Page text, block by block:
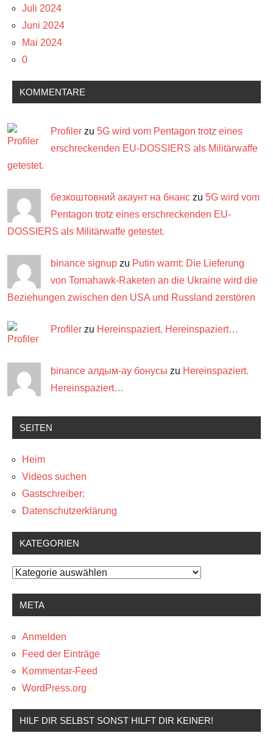
Juli 2024
Juni 2024
Mai 2024
0
KOMMENTARE
Profiler zu 5G wird vom Pentagon trotz eines
erschreckenden EU-DOSSIERS als Militärwaffe
getestet.
безкоштовний акаунт на бнанс zu 5G wird vom
Pentagon trotz eines erschreckenden EU-
DOSSIERS als Militärwaffe getestet.
binance signup zu Putin warnt: Die Lieferung
von Tomahawk-Raketen an die Ukraine wird die
Beziehungen zwischen den USA und Russland zerstören
Profiler zu Hereinspaziert. Hereinspaziert…
binance алдым-ау бонусы zu Hereinspaziert.
Hereinspaziert…
SEITEN
Heim
Videos suchen
Gastschreiber:
Datenschutzerklärung
KATEGORIEN
Kategorien
META
Anmelden
Feed der Einträge
Kommentar-Feed
WordPress.org
HILF DIR SELBST SONST HILFT DIR KEINER!